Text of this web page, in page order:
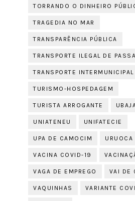
TORRANDO O DINHEIRO
TRAGEDIA NO MAR
TRANSPARÊNCIA PÚBLICA
TRANSPORTE ILEGAL DE
TRANSPORTE INTERMUNICIPAL
TURISMO-HOSPEDAGEM
TURISTA ARROGANTE
UNIATENEU UNIFATECIE
UPA DE CAMOCIM URUOCA
VACINA COVID-19
VAGA DE EMPREGO VAI DE
VAQUINHAS VARIANTE